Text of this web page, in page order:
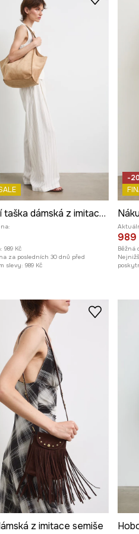
Nákupní taška dámská z imitace semiše
989 Kč
za posledních 30 dnů před
slevy: 989 Kč
-
989
Běžná
z imitace semiše